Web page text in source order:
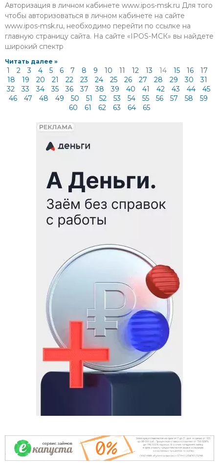
Авторизация в личном кабинете www.ipos-msk.ru Для того
чтобы авторизоваться в личном кабинете на сайте
www.ipos-msk.ru, необходимо перейти по ссылке на
главную страницу сайта. На сайте «IPOS-МСК» вы найдете
широкий спектр
Читать далее »
1 2 3 4 5 6 7 8 9 10 11 12 13 14 15 16
17
18
19 20 21 22 23 24 25 26 27 28 29 30
31
32
33 34 35 36 37 38 39 40 41 42 43 44
45
46
47 48 49 50 51 52 53 54 55 56 57 58
59
60
61 62 63 64 65